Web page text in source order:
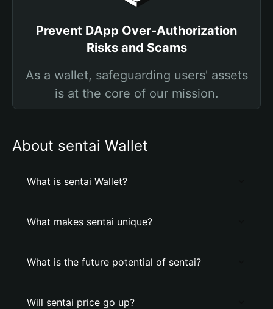
Prevent DApp Over-Authorization
Risks and Scams
As a wallet, safeguarding users' assets
is at the core of our mission.
About sentai Wallet
What is sentai Wallet?
What makes sentai unique?
What is the future potential of sentai?
Will sentai price go up?